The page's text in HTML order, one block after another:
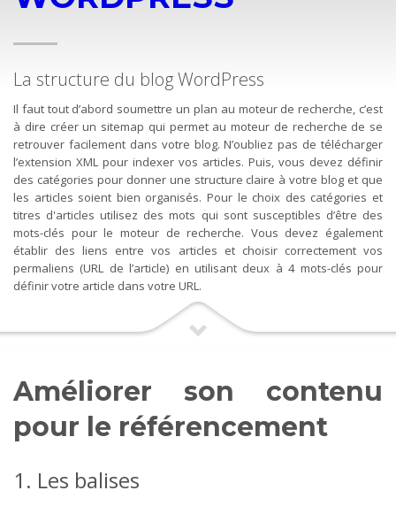
La structure du blog WordPress
Il faut tout d’abord soumettre un plan au moteur de recherche, c’est
à dire créer un sitemap qui permet au moteur de recherche de se
retrouver facilement dans votre blog. N’oubliez pas de télécharger
l’extension XML pour indexer vos articles. Puis, vous devez définir
des catégories pour donner une structure claire à votre blog et que
les articles soient bien organisés. Pour le choix des catégories et
titres d'articles utilisez des mots qui sont susceptibles d’être des
mots-clés pour le moteur de recherche. Vous devez également
établir des liens entre vos articles et choisir correctement vos
permaliens (URL de l’article) en utilisant deux à 4 mots-clés pour
définir votre article dans votre URL.
Améliorer son contenu
pour le référencement
1. Les balises